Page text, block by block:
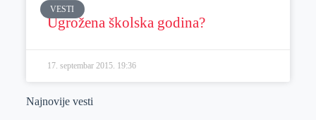
VESTI
Ugrožena školska godina?
17. septembar 2015. 19:36
Najnovije vesti